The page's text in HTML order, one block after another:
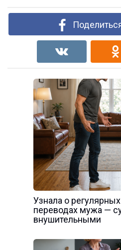
Узнала о
переводах мужа —
внушительными